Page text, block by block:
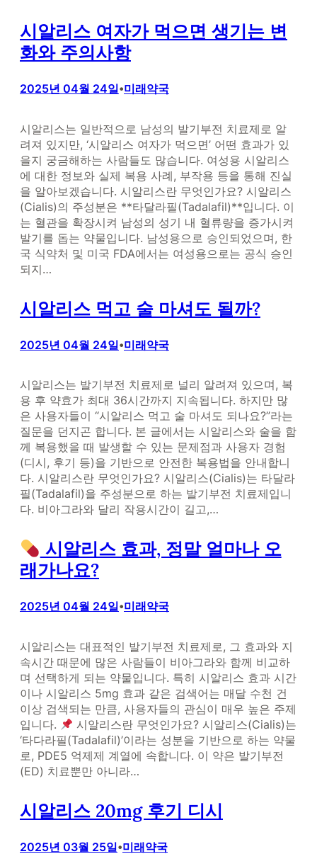
시알리스 여자가 먹으면 생기는 변
화와 주의사항
2025년 04월 24일•미래약국
시알리스는 일반적으로 남성의 발기부전 치료제로 알
려져 있지만, ‘시알리스 여자가 먹으면’ 어떤 효과가 있
을지 궁금해하는 사람들도 많습니다. 여성용 시알리스
에 대한 정보와 실제 복용 사례, 부작용 등을 통해 진실
을 알아보겠습니다. 시알리스란 무엇인가요? 시알리스
(Cialis)의 주성분은 **타달라필(Tadalafil)**입니다. 이
는 혈관을 확장시켜 남성의 성기 내 혈류량을 증가시켜
발기를 돕는 약물입니다. 남성용으로 승인되었으며, 한
국 식약처 및 미국 FDA에서는 여성용으로는 공식 승인
되지…
시알리스 먹고 술 마셔도 될까?
2025년 04월 24일•미래약국
시알리스는 발기부전 치료제로 널리 알려져 있으며, 복
용 후 약효가 최대 36시간까지 지속됩니다. 하지만 많
은 사용자들이 “시알리스 먹고 술 마셔도 되나요?”라는
질문을 던지곤 합니다. 본 글에서는 시알리스와 술을 함
께 복용했을 때 발생할 수 있는 문제점과 사용자 경험
(디시, 후기 등)을 기반으로 안전한 복용법을 안내합니
다. 시알리스란 무엇인가요? 시알리스(Cialis)는 타달라
필(Tadalafil)을 주성분으로 하는 발기부전 치료제입니
다. 비아그라와 달리 작용시간이 길고,…
시알리스 효과, 정말 얼마나 오
래가나요?
2025년 04월 24일•미래약국
시알리스는 대표적인 발기부전 치료제로, 그 효과와 지
속시간 때문에 많은 사람들이 비아그라와 함께 비교하
며 선택하게 되는 약물입니다. 특히 시알리스 효과 시간
이나 시알리스 5mg 효과 같은 검색어는 매달 수천 건
이상 검색되는 만큼, 사용자들의 관심이 매우 높은 주제
입니다.
시알리스란 무엇인가요? 시알리스(Cialis)는
‘타다라필(Tadalafil)’이라는 성분을 기반으로 하는 약물
로, PDE5 억제제 계열에 속합니다. 이 약은 발기부전
(ED) 치료뿐만 아니라…
시알리스 20mg 후기 디시
2025년 03월 25일•미래약국